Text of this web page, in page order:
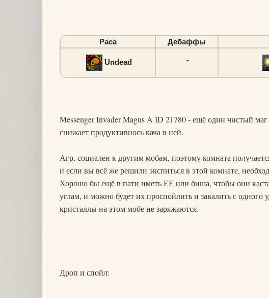
Раса Дебаффы
Undead -
Messenger Invader Magus A ID 21780 - ещё один чистый
снижает продуктивнось кача в ней.
Агр, социален к другим мобам, поэтому комната
и если вы всё же решили экспиться в этой комнате,
Хорошо бы ещё в пати иметь ЕЕ или биша, чтобы они
углам, и можно будет их проспойлить и завалить с одного
кристаллы на этом мобе не заряжаются.
Дроп и спойл: